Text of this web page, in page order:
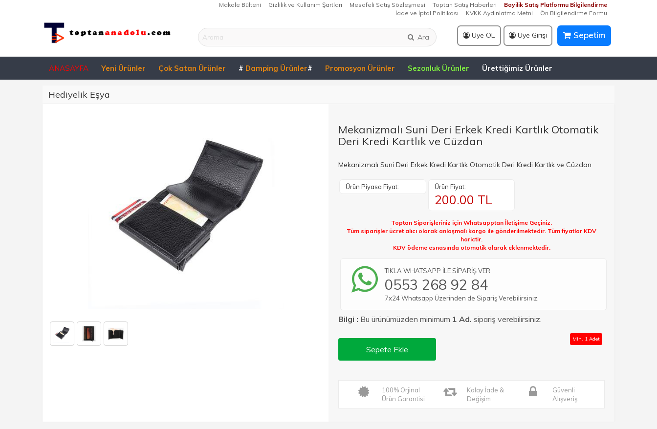
Bayilik Satış Platformu Bilgilendirme
Toptan Satış Haberleri
Mesafeli Satış Sözleşmesi
Gizlilik ve Kullanım Şartları
Makale Bülteni
Ön Bilgilendirme Formu
KVKK Aydınlatma Metni
İade ve İptal Politikası
Ara Üye OL Üye Girişi Sepetim
ANASAYFA Yeni Ürünler Çok Satan Ürünler # Damping Ürünler# Promosyon Ürünler Sezonluk Ürünler Ürettiğimiz Ürünler
Hediyelik Eşya
Mekanizmalı Suni Deri Erkek Kredi Kartlık Otomatik
Deri Kredi Kartlık ve Cüzdan
Mekanizmalı Suni Deri Erkek Kredi Kartlık Otomatik Deri Kredi Kartlık ve Cüzdan
Ürün Piyasa Fiyat: Ürün Fiyat:
200.00 TL
Toptan Siparişleriniz için Whatsapptan İletişime Geçiniz.
Tüm siparişler ücret alıcı olarak anlaşmalı kargo ile gönderilmektedir. Tüm fiyatlar KDV
harictir.
KDV ödeme esnasında otomatik olarak eklenmektedir.
TIKLA WHATSAPP İLE SİPARİŞ VER
0553 268 92 84
7x24 Whatsapp Üzerinden de Sipariş Verebilirsiniz.
Bilgi : Bu ürünümüzden minimum 1 Ad. sipariş verebilirsiniz.
Sepete Ekle
Min. 1 Adet
100% Orjinal
Ürün Garantisi
Kolay İade &
Değişim
Güvenli
Alışveriş